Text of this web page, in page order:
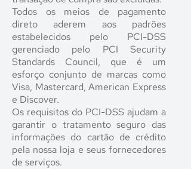
Todos os meios de pagamento
direto aderem aos padrões
estabelecidos pelo PCI-DSS
gerenciado pelo PCI Security
Standards Council, que é um
esforço conjunto de marcas como
Visa, Mastercard, American Express
e Discover.
Os requisitos do PCI-DSS ajudam a
garantir o tratamento seguro das
informações do cartão de crédito
pela nossa loja e seus fornecedores
de serviços.